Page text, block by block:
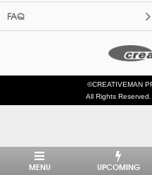
FAQ
©CREATIVEMAN
All Rights Reserved.
MENU UPCOMING